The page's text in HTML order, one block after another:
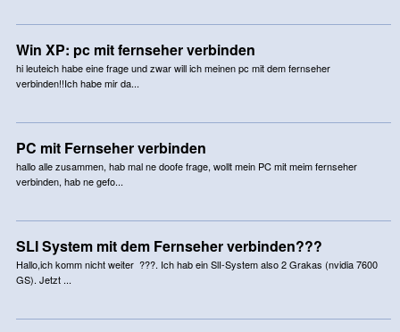
Win XP: pc mit fernseher verbinden
hi leuteich habe eine frage und zwar will ich meinen pc mit dem fernseher
verbinden!!Ich habe mir da...
PC mit Fernseher verbinden
hallo alle zusammen, hab mal ne doofe frage, wollt mein PC mit meim fernseher
verbinden, hab ne gefo...
SLI System mit dem Fernseher verbinden???
Hallo,ich komm nicht weiter ???. Ich hab ein SlI-System also 2 Grakas (nvidia 7600
GS). Jetzt ...